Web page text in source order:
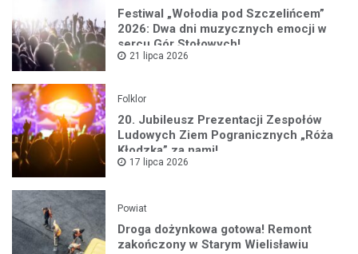
Festiwal „Wołodia pod Szczelińcem”
2026: Dwa dni muzycznych emocji w
sercu Gór Stołowych!
21 lipca 2026
Folklor
20. Jubileusz Prezentacji Zespołów
Ludowych Ziem Pogranicznych „Róża
Kłodzka” za nami!
17 lipca 2026
Powiat
Droga dożynkowa gotowa! Remont
zakończony w Starym Wielisławiu